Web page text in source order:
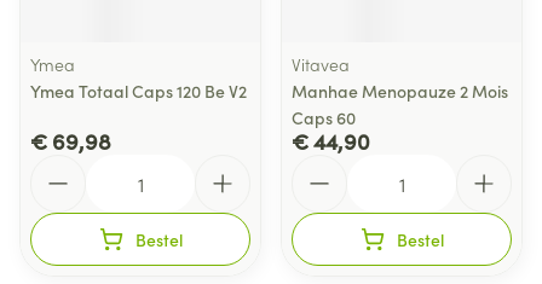
Ymea
Ymea Totaal Caps 120 Be V2
€ 69,98
Bestel
Vitavea
Manhae Menopauze 2 Mois
Caps 60
€ 44,90
Bestel